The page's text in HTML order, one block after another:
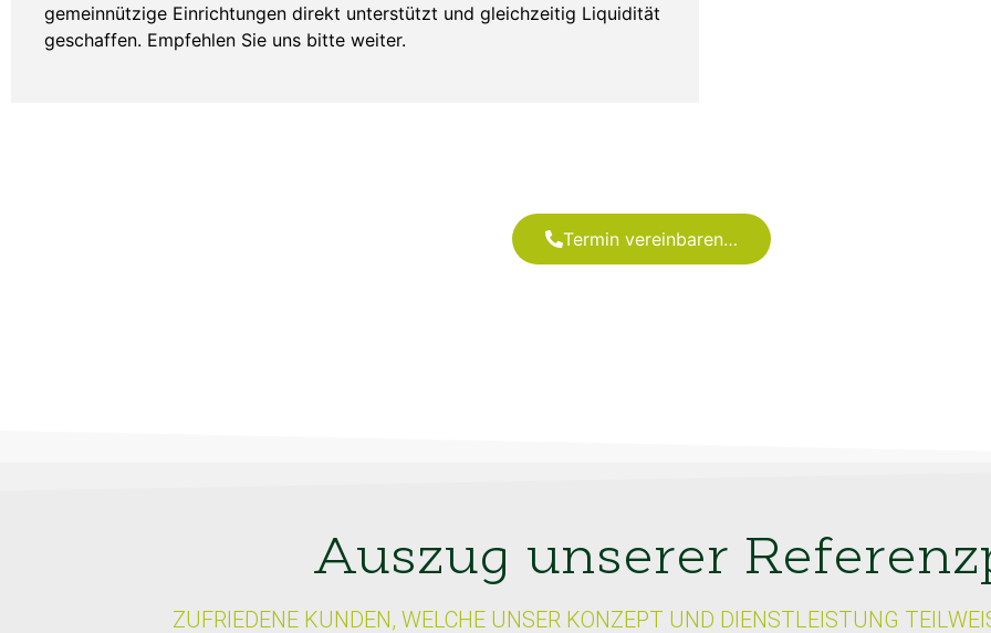
gemeinnützige Einrichtungen direkt unterstützt und gleichzeitig Liquidität
geschaffen. Empfehlen Sie uns bitte weiter.
Termin vereinbaren…
Auszug unserer
ZUFRIEDENE KUNDEN, WELCHE UNSER KONZEPT UND DIENSTLEISTUNG